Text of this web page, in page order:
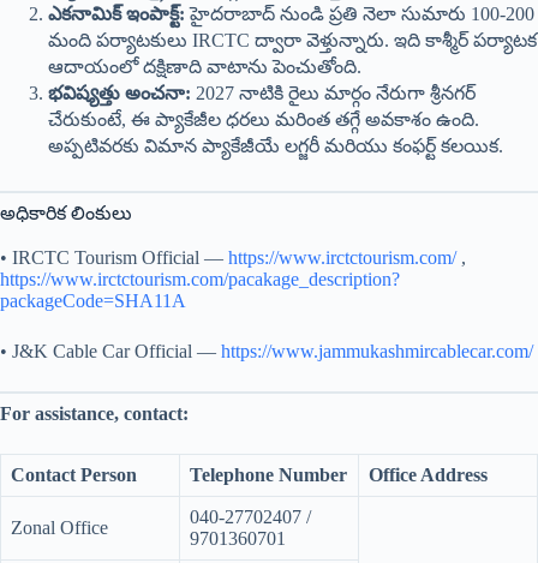
ఎకనామిక్ ఇంపాక్ట్: హైదరాబాద్ నుండి ప్రతి నెలా సుమారు 100-200
మంది పర్యాటకులు IRCTC ద్వారా వెళ్తున్నారు. ఇది కాశ్మీర్ పర్యాటక
ఆదాయంలో దక్షిణాది వాటాను పెంచుతోంది.
భవిష్యత్తు అంచనా: 2027 నాటికి రైలు మార్గం నేరుగా శ్రీనగర్
చేరుకుంటే, ఈ ప్యాకేజీల ధరలు మరింత తగ్గే అవకాశం ఉంది.
అప్పటివరకు విమాన ప్యాకేజీయే లగ్జరీ మరియు కంఫర్ట్ కలయిక.
అధికారిక లింకులు
• IRCTC Tourism Official — https://www.irctctourism.com/,
https://www.irctctourism.com/pacakage_description?
packageCode=SHA11A
• J&K Cable Car Official — https://www.jammukashmircablecar.com/
For assistance, contact:
Contact Person Telephone Number Office Address
Zonal Office
040-27702407 /
9701360701